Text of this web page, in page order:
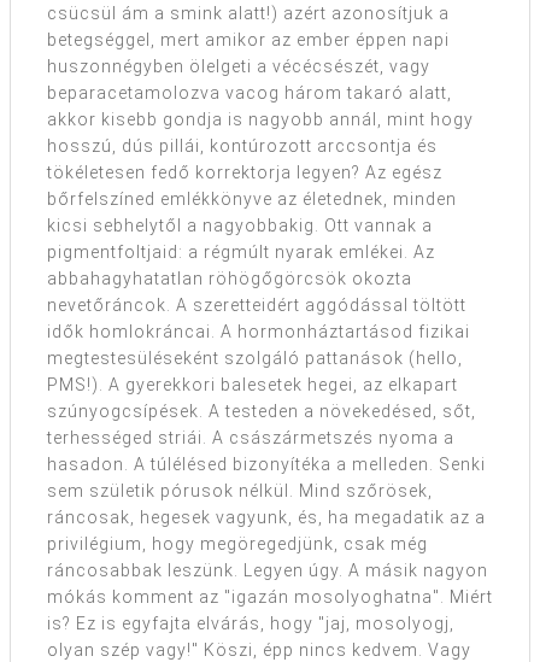
csücsül ám a smink alatt!) azért azonosítjuk a
betegséggel, mert amikor az ember éppen napi
huszonnégyben ölelgeti a vécécsészét, vagy
beparacetamolozva vacog három takaró alatt,
akkor kisebb gondja is nagyobb annál, mint hogy
hosszú, dús pillái, kontúrozott arccsontja és
tökéletesen fedő korrektorja legyen? Az egész
bőrfelszíned emlékkönyve az életednek, minden
kicsi sebhelytől a nagyobbakig. Ott vannak a
pigmentfoltjaid: a régmúlt nyarak emlékei. Az
abbahagyhatatlan röhögőgörcsök okozta
nevetőráncok. A szeretteidért aggódással töltött
idők homlokráncai. A hormonháztartásod fizikai
megtestesüléseként szolgáló pattanások (hello,
PMS!). A gyerekkori balesetek hegei, az elkapart
szúnyogcsípések. A testeden a növekedésed, sőt,
terhességed striái. A császármetszés nyoma a
hasadon. A túlélésed bizonyítéka a melleden. Senki
sem születik pórusok nélkül. Mind szőrösek,
ráncosak, hegesek vagyunk, és, ha megadatik az a
privilégium, hogy megöregedjünk, csak még
ráncosabbak leszünk. Legyen úgy. A másik nagyon
mókás komment az "igazán mosolyoghatna". Miért
is? Ez is egyfajta elvárás, hogy "jaj, mosolyogj,
olyan szép vagy!" Köszi, épp nincs kedvem. Vagy